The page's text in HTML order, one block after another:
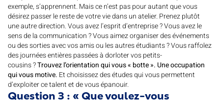
exemple, s’apprennent. Mais ce n’est pas pour autant que vous
désirez passer le reste de votre vie dans un atelier. Prenez plutôt
une autre direction. Vous avez l’esprit d’entreprise ? Vous avez le
sens de la communication ? Vous aimez organiser des événements
ou des sorties avec vos amis ou les autres étudiants ? Vous raffolez
des journées entières passées à dorloter vos petits-
cousins ?Trouvez l’orientation qui vous « botte ». Une occupation
qui vous motive. Et choisissez des études qui vous permettent
d’exploiter ce talent et de vous épanouir.
Question 3 : « Que voulez-vous